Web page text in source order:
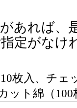
あれば、
定がなけ
枚入、チェ
ット綿（100